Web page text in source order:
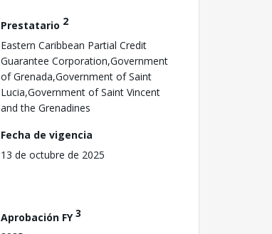
Prestatario 2
Eastern Caribbean Partial Credit
Guarantee Corporation,Government
of Grenada,Government of Saint
Lucia,Government of Saint Vincent
and the Grenadines
Fecha de vigencia
13 de octubre de 2025
Aprobación FY3